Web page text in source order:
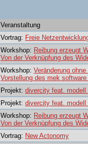
Veranstaltung
Vortrag: Freie
Workshop: Reibung erzeugt
Von der Verknüpfung des
Workshop: Veränderung
Vorstellung des mek software
Projekt: divercity feat. modell
Projekt: divercity feat. modell
Workshop: Reibung erzeugt
Von der Verknüpfung des
Vortrag: New Actonomy